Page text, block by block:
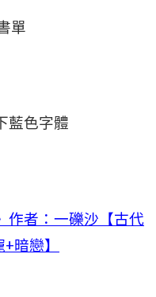
單
藍色字體
作者：一礫沙【古代
暗戀】